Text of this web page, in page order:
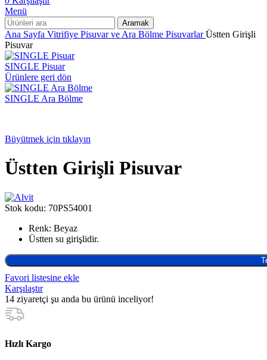
Menü
Aramak
Ana Sayfa Vitrifiye Pisuvar ve Ara Bölme PisuvarlarÜstten Girişli
Pisuvar
SINGLE Pisuar
Ürünlere geri dön
SINGLE Ara Bölme
Büyütmek için tıklayın
Üstten Girişli Pisuvar
Stok kodu: 70PS54001
Renk: Beyaz
Üstten su girişlidir.
Favori listesine ekle
Karşılaştır
14 ziyaretçi şu anda bu ürünü inceliyor!
Hızlı Kargo